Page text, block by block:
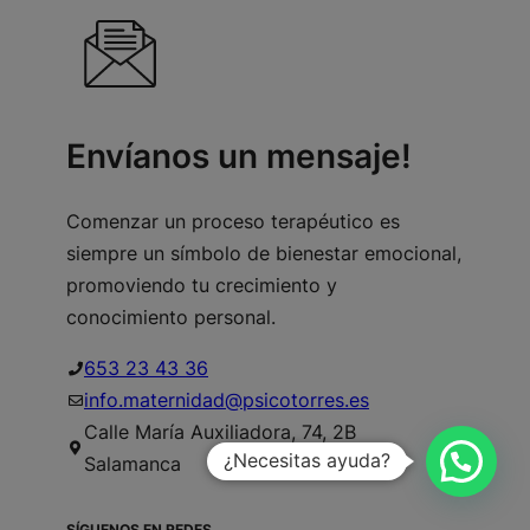
Envíanos un mensaje!
Comenzar un proceso terapéutico es
siempre un símbolo de bienestar emocional,
promoviendo tu crecimiento y
conocimiento personal.
653 23 43 36
info.maternidad@psicotorres.es
Calle María Auxiliadora, 74, 2B
Salamanca
¿Necesitas ayuda?